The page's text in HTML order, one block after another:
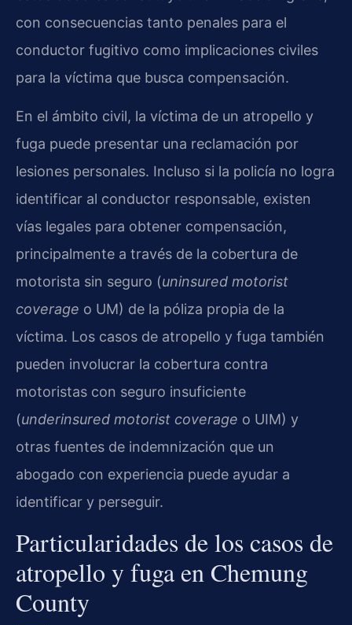
con consecuencias tanto penales para el
conductor fugitivo como implicaciones civiles
para la víctima que busca compensación.
En el ámbito civil, la víctima de un atropello y
fuga puede presentar una reclamación por
lesiones personales. Incluso si la policía no logra
identificar al conductor responsable, existen
vías legales para obtener compensación,
principalmente a través de la cobertura de
motorista sin seguro (uninsured motorist
coverage o UM) de la póliza propia de la
víctima. Los casos de atropello y fuga también
pueden involucrar la cobertura contra
motoristas con seguro insuficiente
(underinsured motorist coverage o UIM) y
otras fuentes de indemnización que un
abogado con experiencia puede ayudar a
identificar y perseguir.
Particularidades de los casos de
atropello y fuga en Chemung
County